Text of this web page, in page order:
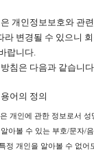
개인정보보호와 관
라 변경될 수 있으니
랍니다.
침은 다음과 같습니다
어의 정의
개인에 관한 정보로서 성
아볼 수 있는 부호/문자/
정 개인을 알아볼 수 없어